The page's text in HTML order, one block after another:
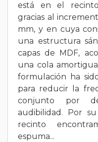
está en el
gracias al
mm, y en cuya
una estructura
capas de MDF,
una cola
formulación ha
para reducir la
conjunto por
audibilidad. Por
recinto
espuma...